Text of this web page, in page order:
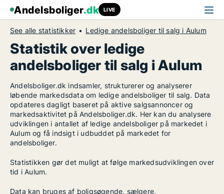
Andelsboliger.dk LIVE
See alle statistikker Ledige andelsboliger til salg i Aulum
Statistik over ledige
andelsboliger til salg i Aulum
Andelsboliger.dk indsamler, strukturerer og analyserer
løbende markedsdata om ledige andelsboliger til salg. Data
opdateres dagligt baseret på aktive salgsannoncer og
markedsaktivitet på Andelsboliger.dk. Her kan du analysere
udviklingen i antallet af ledige andelsboliger på markedet i
Aulum og få indsigt i udbuddet på markedet for
andelsboliger.
Statistikken gør det muligt at følge markedsudviklingen over
tid i Aulum.
Data kan bruges af boligsøgende, sælgere,